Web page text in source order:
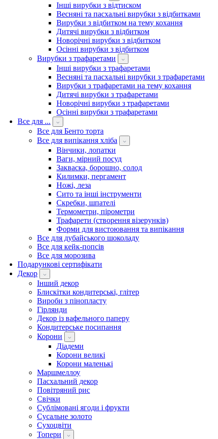
Інші вирубки з відтиском
Весняні та пасхальні вирубки з відбитками
Вирубки з відбитком на тему кохання
Дитячі вирубки з відбитком
Новорічні вирубки з відбитком
Осінні вирубки з відбитком
Вирубки з трафаретами
Інші вирубки з трафаретами
Весняні та пасхальні вирубки з трафаретами
Вирубки з трафаретами на тему кохання
Дитячі вирубки з трафаретами
Новорічні вирубки з трафаретами
Осінні вирубки з трафаретами
Все для ...
Все для Бенто торта
Все для випікання хліба
Вінчики, лопатки
Ваги, мірний посуд
Закваска, борошно, солод
Килимки, пергамент
Ножі, леза
Сито та інші інструменти
Скребки, шпателі
Термометри, пірометри
Трафарети (створення візерунків)
Форми для вистоювання та випікання
Все для дубайського шоколаду
Все для кейк-попсів
Все для морозива
Подарункові сертифікати
Декор
Інший декор
Блискітки кондитерські, глітер
Вироби з пінопласту
Гірлянди
Декор із вафельного паперу
Кондитерське посипання
Корони
Діадеми
Корони великі
Корони маленькі
Маршмеллоу
Пасхальний декор
Повітряний рис
Свічки
Сублімовані ягоди і фрукти
Сусальне золото
Сухоцвіти
Топери